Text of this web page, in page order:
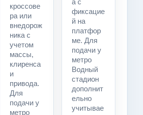
кроссове
ра или
внедорож
ника с
учетом
массы,
клиренса
и
привода.
Для
подачи у
метро
а с
фиксацие
й на
платфор
ме. Для
подачи у
метро
Водный
стадион
дополнит
ельно
учитывае